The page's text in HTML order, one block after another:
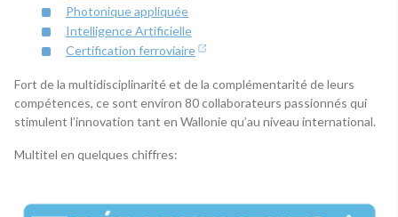
Photonique appliquée
Intelligence Artificielle
Certification ferroviaire
Fort de la multidisciplinarité et de la complémentarité de leurs
compétences, ce sont environ 80 collaborateurs passionnés qui
stimulent l’innovation tant en Wallonie qu’au niveau international.
Multitel en quelques chiffres: